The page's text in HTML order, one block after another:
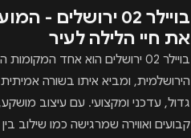
בויילר 02
את חיי הלילה לעיר
בויילר 02 ירושלים הוא אחד
הירושלמית, ומביא איתו בשורה
גדול, עדכני ומקצועי. עם עיצוב
קבועים ואווירה שמרגישה כמו שילוב